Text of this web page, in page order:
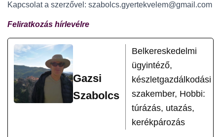
Kapcsolat a szerzővel: szabolcs.gyertekvelem@gmail.com
Feliratkozás hírlevélre
Gazsi
Szabolcs
Belkereskedelmi
ügyintéző,
készletgazdálkodási
szakember, Hobbi:
túrázás, utazás,
kerékpározás